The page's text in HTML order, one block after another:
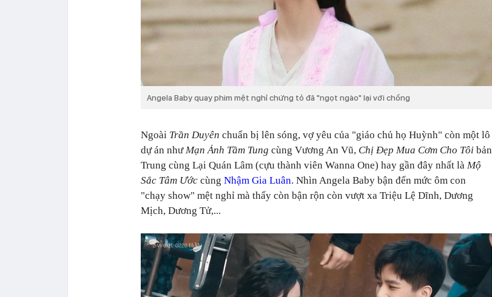
Angela Baby quay phim mệt nghỉ chứng tỏ đã "ngọt ngào" lại với chồng
Ngoài Trần Duyên chuẩn bị lên sóng, vợ yêu của "giáo chủ họ Huỳnh" còn một lô
dự án nhưMạn Ảnh Tầm Tung cùng Vương An Vũ, Chị Đẹp Mua Cơm Cho Tôi bản
Trung cùng Lại Quán Lâm (cựu thành viên Wanna One) hay gần đây nhất là Mộ
Sắc Tâm Ước cùng Nhậm Gia Luân. Nhìn Angela Baby bận đến mức ôm con
"chạy show" mệt nghỉ mà thấy còn bận rộn còn vượt xa Triệu Lệ Dĩnh, Dương
Mịch, Dương Tử,...